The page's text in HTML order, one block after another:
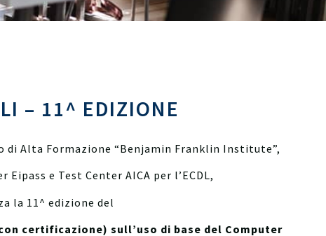
– 11^ EDIZIONE
di Alta Formazione “Benjamin Franklin Institute”,
Eipass e Test Center AICA per l’ECDL,
la 11^ edizione del
certificazione) sull’uso di base del Computer